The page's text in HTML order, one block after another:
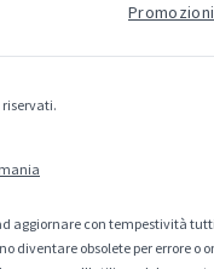
riservati.
aggiornare con tempestività
diventare obsolete per errore